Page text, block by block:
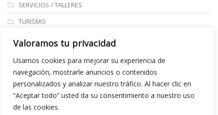
Valoramos tu privacidad
Usamos cookies para mejorar su experiencia de
navegación, mostrarle anuncios o contenidos
personalizados y analizar nuestro tráfico. Al hacer clic en
“Aceptar todo” usted da su consentimiento a nuestro uso
de las cookies.
SERVICIOS / TALLERES
TURISMO
ULTIMAS NOTICIAS
Aviso legal